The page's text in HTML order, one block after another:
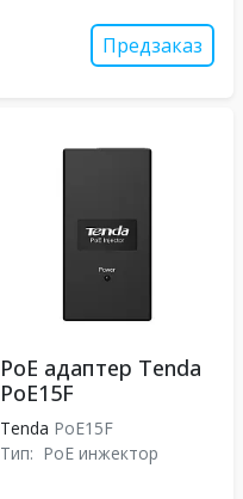
Предзаказ
PoE адаптер Tenda
PoE15F
Tenda PoE15F
Тип: PoE инжектор